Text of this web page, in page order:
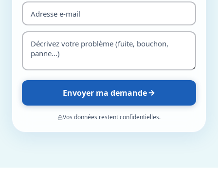
Envoyer ma demande
Vos données restent confidentielles.